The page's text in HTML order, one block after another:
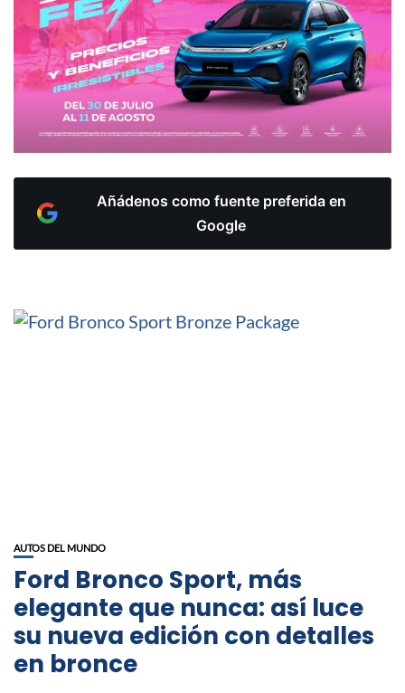
Añádenos como fuente preferida en
Google
AUTOS DEL MUNDO
Ford Bronco Sport, más
elegante que nunca: así luce
su nueva edición con detalles
en bronce